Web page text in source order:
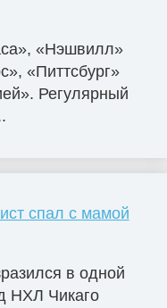
«Нэшвилл»
«Питтсбург»
Регулярный
спал с мамой
в одной
НХЛ Чикаго